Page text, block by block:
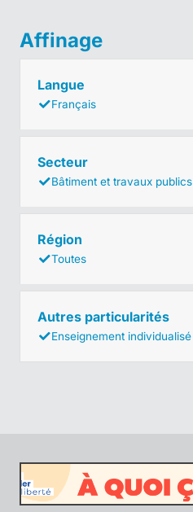
Affinage
Langue
Français
Secteur
Bâtiment et travaux publics
Région
Toutes
Autres particularités
Enseignement individualisé